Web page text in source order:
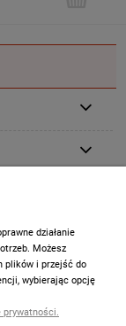
działanie
Możesz
plików i przejść do
wybierając opcję
prywatności.